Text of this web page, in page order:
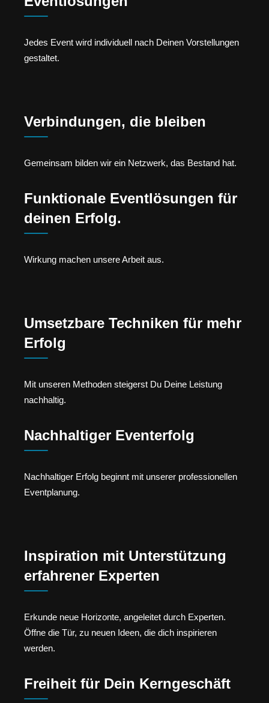
Jedes Event wird individuell nach Deinen Vorstellungen
gestaltet.
Verbindungen, die bleiben
Gemeinsam bilden wir ein Netzwerk, das Bestand hat.
Funktionale Eventlösungen für
deinen Erfolg.
Wirkung machen unsere Arbeit aus.
Umsetzbare Techniken für mehr
Erfolg
Mit unseren Methoden steigerst Du Deine Leistung
nachhaltig.
Nachhaltiger Eventerfolg
Nachhaltiger Erfolg beginnt mit unserer professionellen
Eventplanung.
Inspiration mit Unterstützung
erfahrener Experten
Erkunde neue Horizonte, angeleitet durch Experten.
Öffne die Tür, zu neuen Ideen, die dich inspirieren
werden.
Freiheit für Dein Kerngeschäft